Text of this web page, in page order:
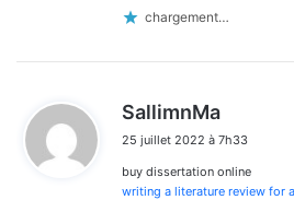
chargement…
SallimnMa
t
:
25 juillet 2022 à 7h33
buy dissertation online
writing a literature review for